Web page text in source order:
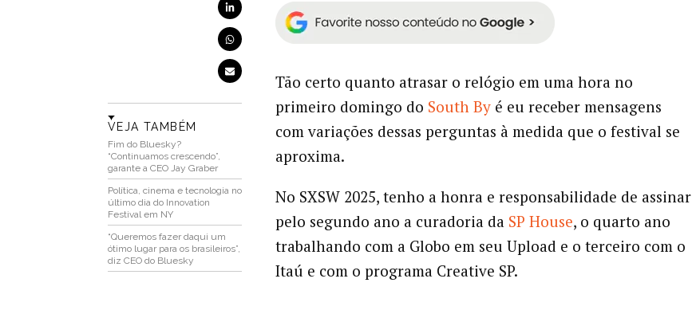
VEJA TAMBÉM
Fim do Bluesky?
“Continuamos crescendo”,
garante a CEO Jay Graber
Política, cinema e tecnologia no
último dia do Innovation
Festival em NY
“Queremos fazer daqui um
ótimo lugar para os brasileiros”,
diz CEO do Bluesky
Tão certo quanto atrasar o relógio em uma hora no
primeiro domingo do South Byé eu receber mensagens
com variações dessas perguntas à medida que o festival se
aproxima.
No SXSW 2025, tenho a honra e responsabilidade de assinar
pelo segundo ano a curadoria da SP House, o quarto ano
trabalhando com a Globo em seu Upload e o terceiro com o
Itaú e com o programa Creative SP.